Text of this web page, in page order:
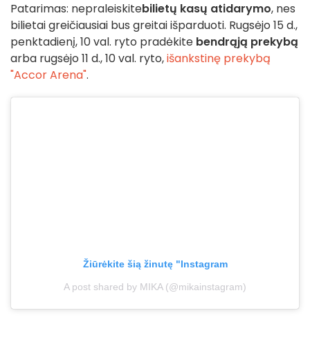
Patarimas: nepraleiskitebilietų kasų atidarymo, nes
bilietai greičiausiai bus greitai išparduoti. Rugsėjo 15 d.,
penktadienį, 10 val. ryto pradėkite bendrąją prekybą
arba rugsėjo 11 d., 10 val. ryto,išankstinę prekybą
"Accor Arena".
Žiūrėkite šią žinutę "Instagram
A post shared by MIKA (@mikainstagram)